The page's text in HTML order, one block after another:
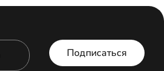
Подписаться